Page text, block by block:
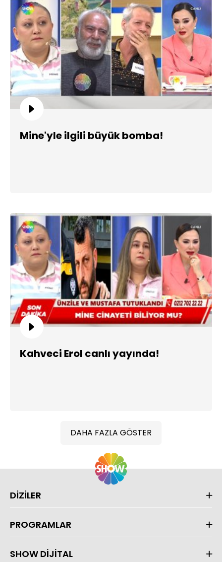
Mine'yle ilgili büyük bomba!
Kahveci Erol canlı yayında!
DAHA FAZLA GÖSTER
DİZİLER
PROGRAMLAR
SHOW DİJİTAL